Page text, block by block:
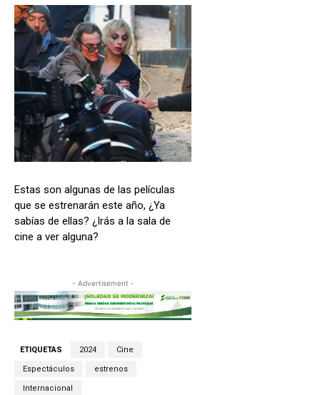
Estas son algunas de las películas
que se estrenarán este año, ¿Ya
sabías de ellas? ¿Irás a la sala de
cine a ver alguna?
- Advertisement -
ETIQUETAS 2024 Cine
Espectáculos estrenos
Internacional